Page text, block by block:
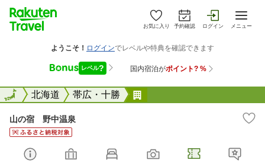
お気に入り 予約確認 ログイン メニュー
全国北海道 帯広・十勝
全国
山の宿 野中温泉